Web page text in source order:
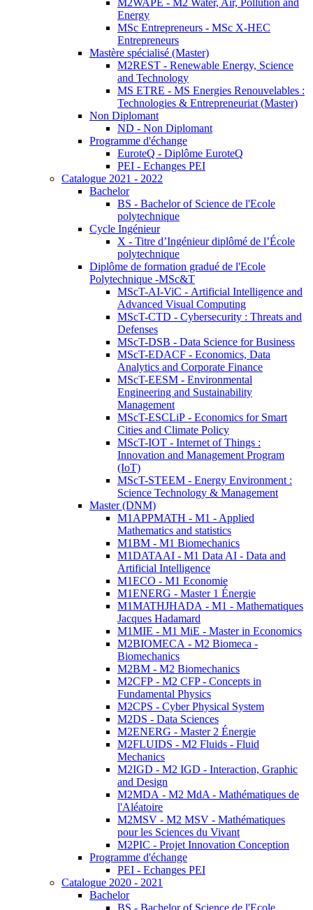
M2WAPE - M2 Water, Air, Pollution and
Energy
MSc Entrepreneurs - MSc X-HEC
Entrepreneurs
Mastère spécialisé (Master)
M2REST - Renewable Energy, Science
and Technology
MS ETRE - MS Energies Renouvelables :
Technologies & Entrepreneuriat (Master)
Non Diplomant
ND - Non Diplomant
Programme d'échange
EuroteQ - Diplôme EuroteQ
PEI - Echanges PEI
Catalogue 2021 - 2022
Bachelor
BS - Bachelor of Science de l'Ecole
polytechnique
Cycle Ingénieur
X - Titre d’Ingénieur diplômé de l’École
polytechnique
Diplôme de formation gradué de l'Ecole
Polytechnique -MSc&T
MScT-AI-ViC - Artificial Intelligence and
Advanced Visual Computing
MScT-CTD - Cybersecurity : Threats and
Defenses
MScT-DSB - Data Science for Business
MScT-EDACF - Economics, Data
Analytics and Corporate Finance
MScT-EESM - Environmental
Engineering and Sustainability
Management
MScT-ESCLiP - Economics for Smart
Cities and Climate Policy
MScT-IOT - Internet of Things :
Innovation and Management Program
(IoT)
MScT-STEEM - Energy Environment :
Science Technology & Management
Master (DNM)
M1APPMATH - M1 - Applied
Mathematics and statistics
M1BM - M1 Biomechanics
M1DATAAI - M1 Data AI - Data and
Artificial Intelligence
M1ECO - M1 Economie
M1ENERG - Master 1 Énergie
M1MATHJHADA - M1 - Mathematiques
Jacques Hadamard
M1MIE - M1 MiE - Master in Economics
M2BIOMECA - M2 Biomeca -
Biomechanics
M2BM - M2 Biomechanics
M2CFP - M2 CFP - Concepts in
Fundamental Physics
M2CPS - Cyber Physical System
M2DS - Data Sciences
M2ENERG - Master 2 Énergie
M2FLUIDS - M2 Fluids - Fluid
Mechanics
M2IGD - M2 IGD - Interaction, Graphic
and Design
M2MDA - M2 MdA - Mathématiques de
l'Aléatoire
M2MSV - M2 MSV - Mathématiques
pour les Sciences du Vivant
M2PIC - Projet Innovation Conception
Programme d'échange
PEI - Echanges PEI
Catalogue 2020 - 2021
Bachelor
BS - Bachelor of Science de l'Ecole